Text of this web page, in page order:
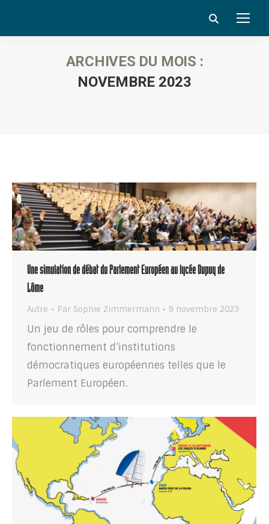
Search:
ARCHIVES DU MOIS :
NOVEMBRE 2023
Une simulation de débat du Parlement Européen au lycée Dupuy de
Lôme
Autre Par Sophie Zimmermann 9 novembre 2023
Un jeu de rôles pour comprendre le
fonctionnement d’institutions
démocratiques européennes telles que le
Parlement Européen.